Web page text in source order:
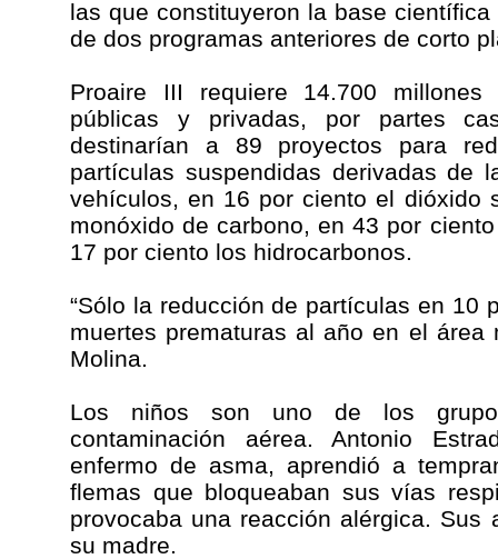
las que constituyeron la base
de dos programas anteriores de corto
Proaire III requiere 14.700
públicas y privadas, por partes
destinarían a 89 proyectos para
partículas suspendidas derivadas de
vehículos, en 16 por ciento el dióxido
monóxido de carbono, en 43 por
17 por ciento los hidrocarbonos.
“Sólo la reducción de partículas en 10
muertes prematuras al año en el área
Molina.
Los niños son uno de los
contaminación aérea. Antonio
enfermo de asma, aprendió a
flemas que bloqueaban sus vías
provocaba una reacción alérgica. Sus
su madre.